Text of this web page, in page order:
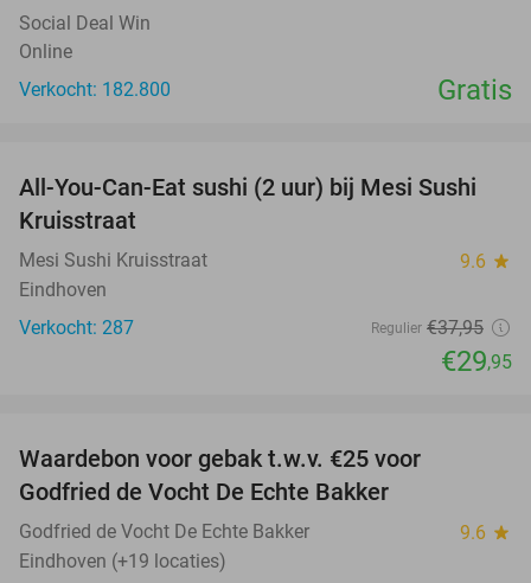
Social Deal Win
Online
Verkocht: 182.800
Gratis
21%
All-You-Can-Eat sushi (2 uur) bij Mesi Sushi
Kruisstraat
Mesi Sushi Kruisstraat 9.6 star
Eindhoven
Verkocht: 287
Regulier €37,95
€29,95
Waardebon voor gebak t.w.v. €25 voor
Godfried de Vocht De Echte Bakker
Godfried de Vocht De Echte Bakker 9.6 star
Eindhoven (+19 locaties)